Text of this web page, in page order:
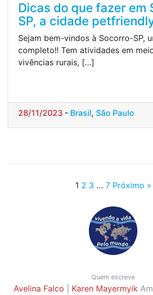
Dicas do que fazer em
SP, a cidade
Sejam bem-vindos à Socorro-SP,
completo!! Tem atividades em
vivências rurais, […]
28/11/2023 - Brasil, São Paulo
1 2 3 … 7 Próximo »
Quem escreve
Avelina Falco Karen Mayermyik